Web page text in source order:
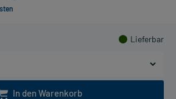
Lieferbar
In den Warenkorb